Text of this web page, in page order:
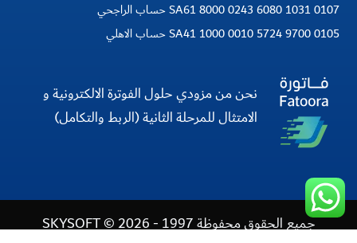
SA61 8000 0243 6080 1031 0107 حساب الراجحي
SA41 1000 0010 5724 9700 0105 حساب الاهلي
نحن من مزودي حلول الفوترة الالكترونية و
الامتثال للمرحلة الثانية (الربط والتكامل)
جميع الحقوق محفوظة 1997 - 2026 © SKYSOFT